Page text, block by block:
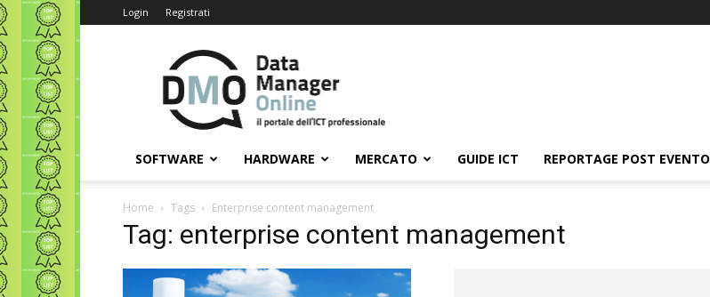
Login Registrati
Data
Manager
Online
SOFTWARE HARDWARE MERCATO GUIDE ICT REPORTAGE POST EVENTO
Home Tags Enterprise content management
Tag: enterprise content management